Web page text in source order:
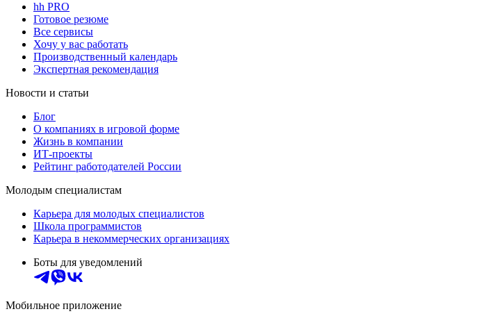
hh PRO
Готовое резюме
Все сервисы
Хочу у вас работать
Производственный календарь
Экспертная рекомендация
Новости и статьи
Блог
О компаниях в игровой форме
Жизнь в компании
ИТ-проекты
Рейтинг работодателей России
Молодым специалистам
Карьера для молодых специалистов
Школа программистов
Карьера в некоммерческих организациях
Боты для уведомлений
Мобильное приложение